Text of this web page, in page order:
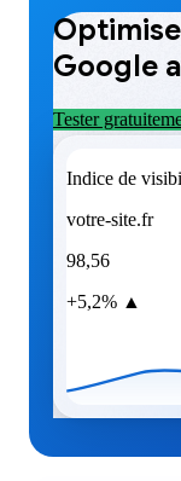
Google
Tester
Indice de
votre-site.fr
98,56
+5,2% ▲